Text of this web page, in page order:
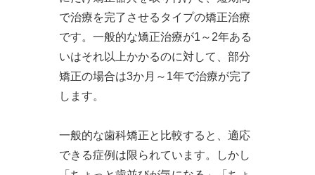
で治療を完了させるタイプの矯正治療
です。一般的な矯正治療が1～2年ある
いはそれ以上かかるのに対して、部分
矯正の場合は3か月～1年で治療が完了
します。
一般的な歯科矯正と比較すると、適応
できる症例は限られています。しかし